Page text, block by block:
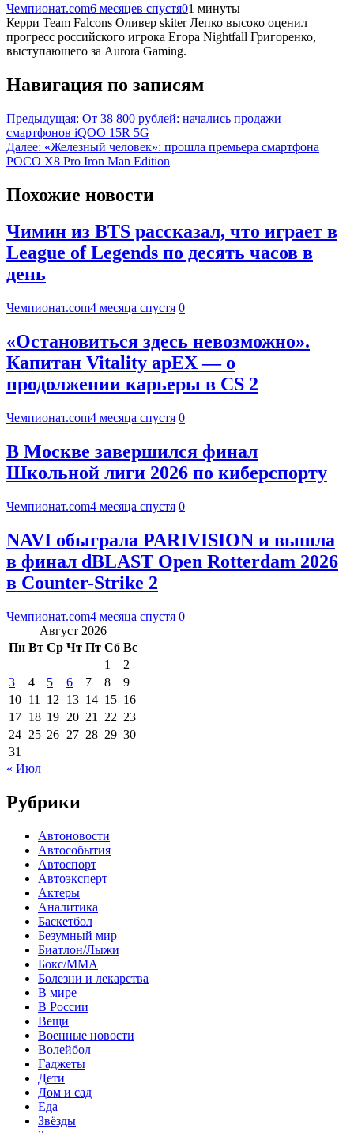
Чемпионат.com6 месяцев спустя01 минуты
Керри Team Falcons Оливер skiter Лепко высоко оценил
прогресс российского игрока Егора Nightfall Григоренко,
выступающего за Aurora Gaming.
Навигация по записям
Предыдущая: От 38 800 рублей: начались продажи
смартфонов iQOO 15R 5G
Далее: «Железный человек»: прошла премьера смартфона
POCO X8 Pro Iron Man Edition
Похожие новости
Чимин из BTS рассказал, что играет в
League of Legends по десять часов в
день
Чемпионат.com4 месяца спустя 0
«Остановиться здесь невозможно».
Капитан Vitality apEX — о
продолжении карьеры в CS 2
Чемпионат.com4 месяца спустя 0
В Москве завершился финал
Школьной лиги 2026 по киберспорту
Чемпионат.com4 месяца спустя 0
NAVI обыграла PARIVISION и вышла
в финал dBLAST Open Rotterdam 2026
в Counter-Strike 2
Чемпионат.com4 месяца спустя 0
Август 2026
Пн Вт Ср Чт Пт Сб Вс
1
2
3
4 5 6 7 8
9
10 11 12 13 14 15 16
17 18 19 20 21 22 23
24 25 26 27 28 29 30
31
« Июл
Рубрики
Автоновости
Автособытия
Автоспорт
Автоэксперт
Актеры
Аналитика
Баскетбол
Безумный мир
Биатлон/Лыжи
Бокс/MMA
Болезни и лекарства
В мире
В России
Вещи
Военные новости
Волейбол
Гаджеты
Дети
Дом и сад
Еда
Звёзды